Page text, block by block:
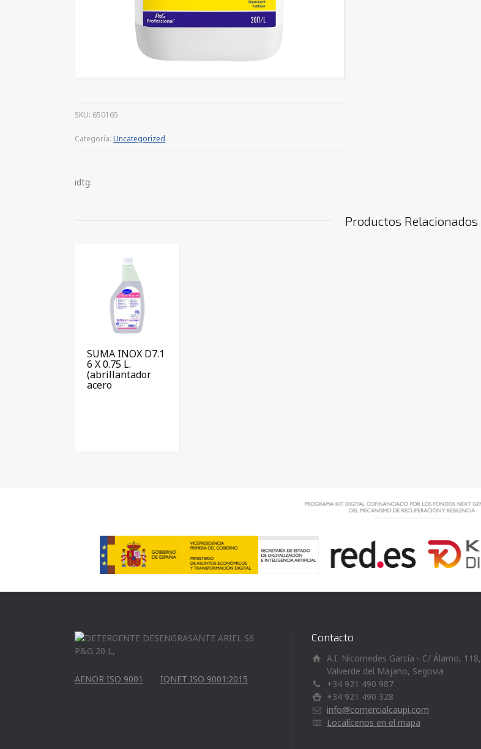
SKU: 650165
Categoría: Uncategorized
idtg:
Productos Relacionados
SUMA INOX D7.1
6 X 0.75 L.
(abrillantador
acero
AENOR ISO 9001 IQNET ISO 9001:2015
Contacto
A.I. Nicomedes García - C/ Álamo, 118,
Valverde del Majano, Segovia
+34 921 490 987
+34 921 490 328
info@comercialcaupi.com
Localícenos en el mapa